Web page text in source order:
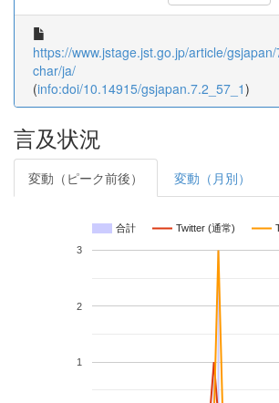
https://www.jstage.jst.go.jp/article/
char/ja/
(info:doi/10.14915/gsjapan.7.2_57_1)
言及状況
変動（ピーク前後） 変動（月別）
合計 Twitter (通常)
1
2
3